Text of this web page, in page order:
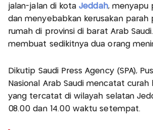
jalan-jalan di kotaJeddah, menyapu
dan menyebabkan kerusakan parah
rumah di provinsi di barat Arab
membuat sedikitnya dua orang
Dikutip Saudi Press Agency (SPA),
Nasional Arab Saudi mencatat
yang tercatat di wilayah selatan
08.00 dan 14.00 waktu setempat.